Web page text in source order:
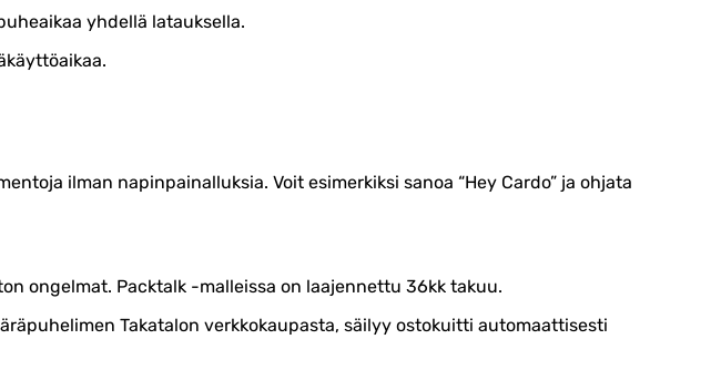
yhdellä latauksella.
ilman napinpainalluksia. Voit esimerkiksi sanoa “Hey Cardo” ja ohjata
ongelmat. Packtalk -malleissa on laajennettu 36kk takuu.
Takatalon verkkokaupasta, säilyy ostokuitti automaattisesti